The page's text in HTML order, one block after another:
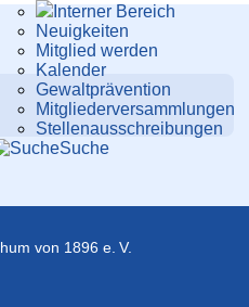
Interner Bereich
Neuigkeiten
Mitglied werden
Kalender
Gewaltprävention
Mitglieder­versammlungen
Stellen­aus­schrei­bungen
Suche
von 1896 e. V.